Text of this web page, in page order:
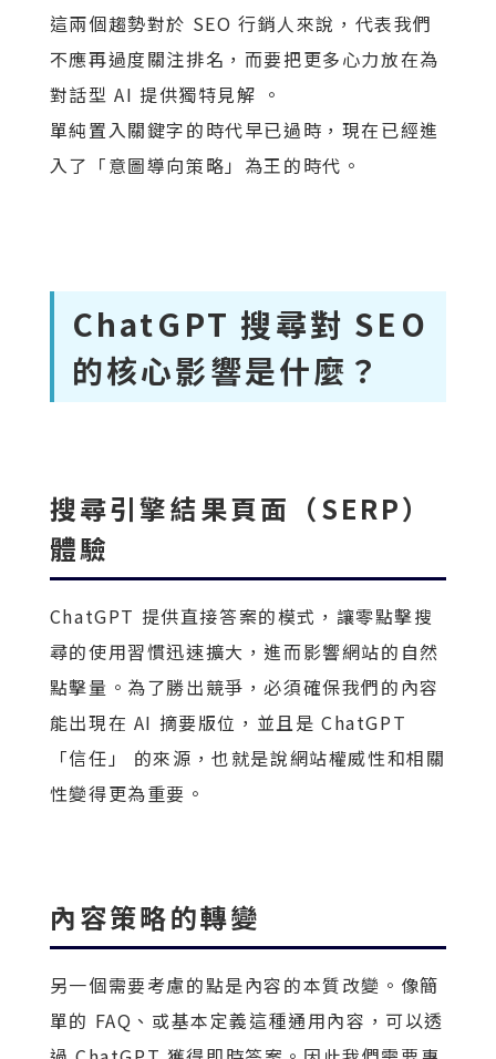
這兩個趨勢對於 SEO 行銷人來說，代表我們
不應再過度關注排名，而要把更多心力放在為
對話型 AI 提供獨特見解 。
單純置入關鍵字的時代早已過時，現在已經進
入了「意圖導向策略」為王的時代。
ChatGPT 搜尋對 SEO
的核心影響是什麼？
搜尋引擎結果頁面（SERP）
體驗
ChatGPT 提供直接答案的模式，讓零點擊搜
尋的使用習慣迅速擴大，進而影響網站的自然
點擊量。為了勝出競爭，必須確保我們的內容
能出現在 AI 摘要版位，並且是 ChatGPT
「信任」 的來源，也就是說網站權威性和相關
性變得更為重要。
內容策略的轉變
另一個需要考慮的點是內容的本質改變。像簡
單的 FAQ、或基本定義這種通用內容，可以透